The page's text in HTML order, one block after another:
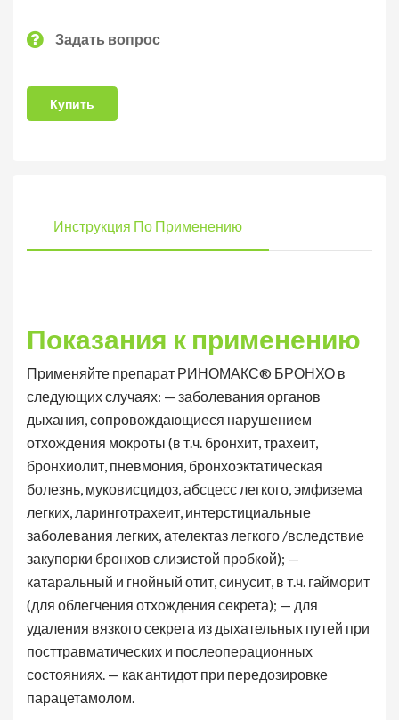
Задать вопрос
Купить
Инструкция По Применению
Показания к применению
Применяйте препарат РИНОМАКС® БРОНХО в
следующих случаях: — заболевания органов
дыхания, сопровождающиеся нарушением
отхождения мокроты (в т.ч. бронхит, трахеит,
бронхиолит, пневмония, бронхоэктатическая
болезнь, муковисцидоз, абсцесс легкого, эмфизема
легких, ларинготрахеит, интерстициальные
заболевания легких, ателектаз легкого /вследствие
закупорки бронхов слизистой пробкой); —
катаральный и гнойный отит, синусит, в т.ч. гайморит
(для облегчения отхождения секрета); — для
удаления вязкого секрета из дыхательных путей при
посттравматических и послеоперационных
состояниях. — как антидот при передозировке
парацетамолом.